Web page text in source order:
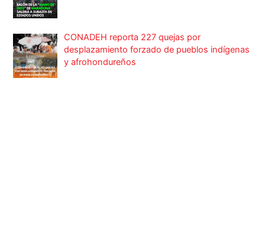
CONADEH reporta 227 quejas por
desplazamiento forzado de pueblos indígenas
y afrohondureños